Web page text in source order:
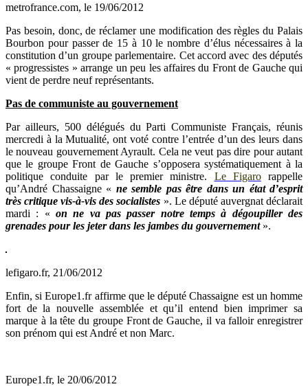
metrofrance.com, le 19/06/2012
Pas besoin, donc, de réclamer une modification des règles du Palais
Bourbon pour passer de 15 à 10 le nombre d’élus nécessaires à la
constitution d’un groupe parlementaire. Cet accord avec des députés
« progressistes » arrange un peu les affaires du Front de Gauche qui
vient de perdre neuf représentants.
Pas de communiste au gouvernement
Par ailleurs, 500 délégués du Parti Communiste Français, réunis
mercredi à la Mutualité, ont voté contre l’entrée d’un des leurs dans
le nouveau gouvernement Ayrault. Cela ne veut pas dire pour autant
que le groupe Front de Gauche s’opposera systématiquement à la
politique conduite par le premier ministre. Le Figarorappelle
qu’André Chassaigne « ne semble pas être dans un état d’esprit
très critique vis-à-vis des socialistes ». Le député auvergnat déclarait
mardi : « on ne va pas passer notre temps à dégoupiller des
grenades pour les jeter dans les jambes du gouvernement».
lefigaro.fr, 21/06/2012
Enfin, si Europe1.fr affirme que le député Chassaigne est un homme
fort de la nouvelle assemblée et qu’il entend bien imprimer sa
marque à la tête du groupe Front de Gauche, il va falloir enregistrer
son prénom qui est André et non Marc.
Europe1.fr, le 20/06/2012